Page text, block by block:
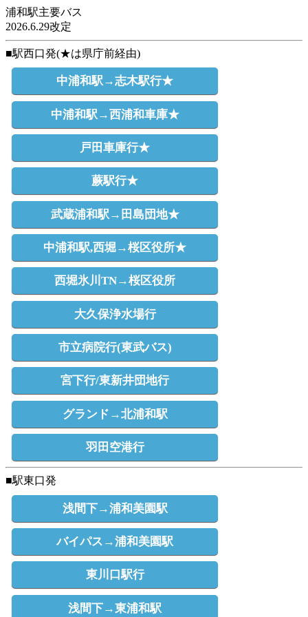
浦和駅主要バス
2026.6.29改定
■駅西口発(★は県庁前経由)
中浦和駅→志木駅行★
中浦和駅→西浦和車庫★
戸田車庫行★
蕨駅行★
武蔵浦和駅→田島団地★
中浦和駅,西堀→桜区役所★
西堀氷川TN→桜区役所
大久保浄水場行
市立病院行(東武バス)
宮下行/東新井団地行
グランド→北浦和駅
羽田空港行
■駅東口発
浅間下→浦和美園駅
バイパス→浦和美園駅
東川口駅行
浅間下→東浦和駅